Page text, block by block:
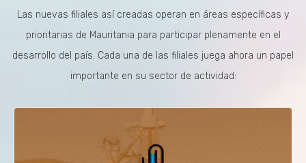
Las nuevas filiales así creadas operan en áreas específicas y
prioritarias de Mauritania para participar plenamente en el
desarrollo del país. Cada una de las filiales juega ahora un papel
importante en su sector de actividad: